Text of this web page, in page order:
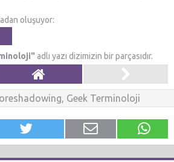
oluşuyor:
adlı yazı dizimizin bir parçasıdır.
, Geek Terminoloji